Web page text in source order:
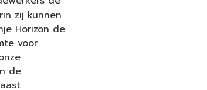
zij kunnen
Horizon de
voor
de